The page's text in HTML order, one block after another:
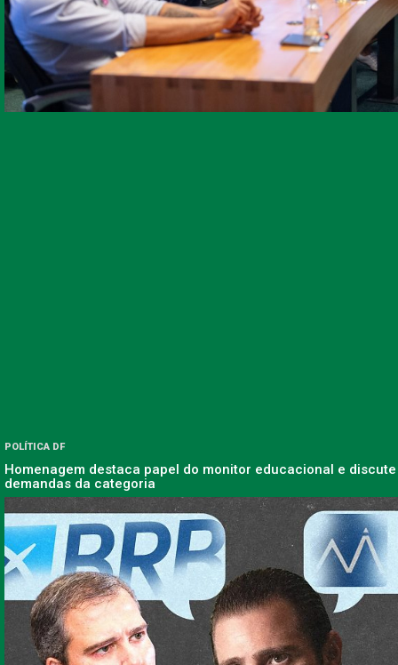
POLÍTICA DF
Homenagem destaca papel do monitor educacional e discute
demandas da categoria